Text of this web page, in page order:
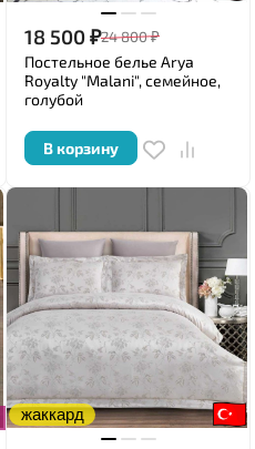
18 500₽24 800₽
Постельное белье Arya
Royalty "Malani", семейное,
голубой
В корзину
жаккард